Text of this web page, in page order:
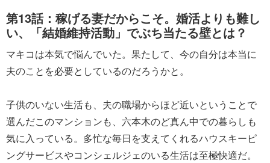
第13話：稼げる妻だからこそ。婚活よりも難し
い、「結婚維持活動」でぶち当たる壁とは？
マキコは本気で悩んでいた。果たして、今の自分は本当に
夫のことを必要としているのだろうかと。
子供のいない生活も、夫の職場からほど近いということで
選んだこのマンションも、六本木のど真ん中での暮らしも
気に入っている。多忙な毎日を支えてくれるハウスキーピ
ングサービスやコンシェルジェのいる生活は至極快適だ。